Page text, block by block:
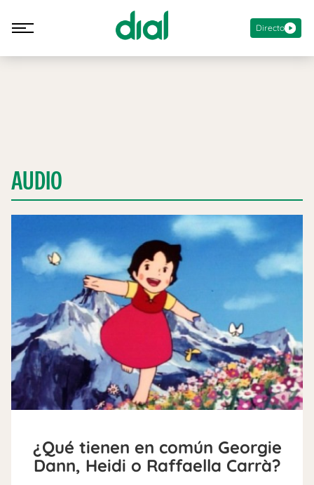
Directo
AUDIO
¿Qué tienen en común Georgie
Dann, Heidi o Raffaella Carrà?